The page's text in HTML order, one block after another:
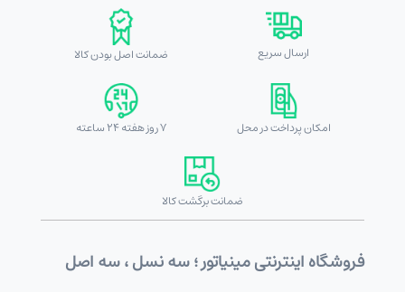
ارسال سریع ضمانت اصل بودن کالا
امکان پرداخت در محل 7 روز هفته 24 ساعته
ضمانت برگشت کالا
فروشگاه اینترنتی مینیاتور ؛ سه نسل ، سه اصل